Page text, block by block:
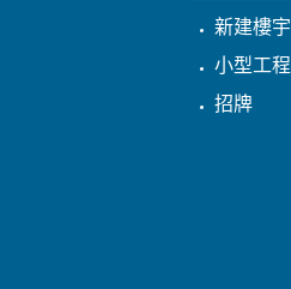
新建樓宇
小型工程
招牌